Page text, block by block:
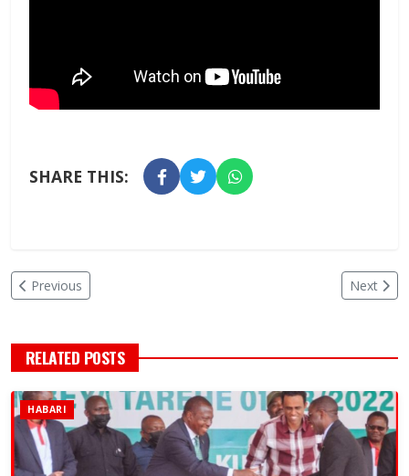
SHARE THIS:
Previous Next
RELATED POSTS
HABARI